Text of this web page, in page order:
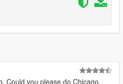
Could you please do Chicago